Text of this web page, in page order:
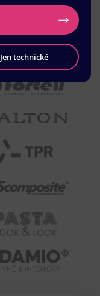
Jen technické